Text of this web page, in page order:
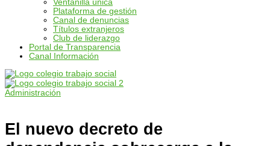
Ventanilla única
Plataforma de gestión
Canal de denuncias
Títulos extranjeros
Club de liderazgo
Portal de Transparencia
Canal Información
Administración
El nuevo decreto de